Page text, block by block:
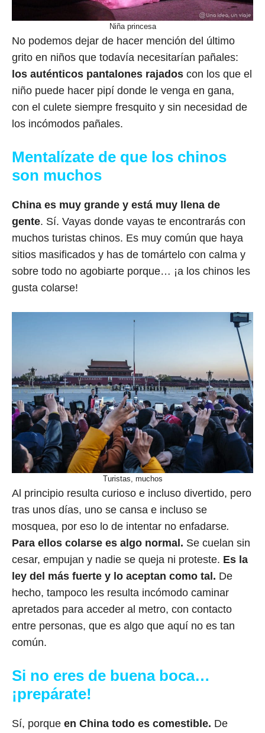
Niña princesa
No podemos dejar de hacer mención del último
grito en niños que todavía necesitarían pañales:
los auténticos pantalones rajados con los que el
niño puede hacer pipí donde le venga en gana,
con el culete siempre fresquito y sin necesidad de
los incómodos pañales.
Mentalízate de que los chinos
son muchos
China es muy grande y está muy llena de
gente. Sí. Vayas donde vayas te encontrarás con
muchos turistas chinos. Es muy común que haya
sitios masificados y has de tomártelo con calma y
sobre todo no agobiarte porque… ¡a los chinos les
gusta colarse!
Turistas, muchos
Al principio resulta curioso e incluso divertido, pero
tras unos días, uno se cansa e incluso se
mosquea, por eso lo de intentar no enfadarse.
Para ellos colarse es algo normal. Se cuelan sin
cesar, empujan y nadie se queja ni proteste. Es la
ley del más fuerte y lo aceptan como tal. De
hecho, tampoco les resulta incómodo caminar
apretados para acceder al metro, con contacto
entre personas, que es algo que aquí no es tan
común.
Si no eres de buena boca…
¡prepárate!
Sí, porque en China todo es comestible. De